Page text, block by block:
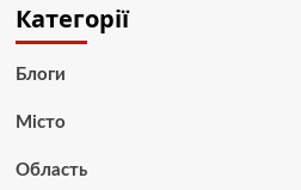
Категорії
Блоги
Місто
Область